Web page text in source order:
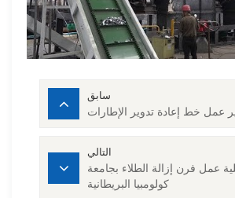
سابق
عمل خط إعادة تدوير الإطارات
التالي
عمل فرن إزالة الطلاء بجامعة
كولومبيا البريطانية